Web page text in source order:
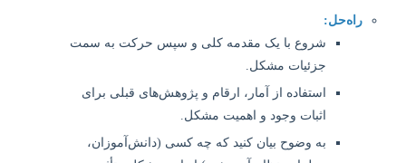
راه‌حل:
شروع با یک مقدمه کلی و سپس حرکت به سمت
جزئیات مشکل.
استفاده از آمار، ارقام و پژوهش‌های قبلی برای
اثبات وجود و اهمیت مشکل.
به وضوح بیان کنید که چه کسی (دانش‌آموزان،